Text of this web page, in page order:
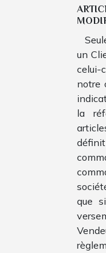
un
celui-
notre
la
que